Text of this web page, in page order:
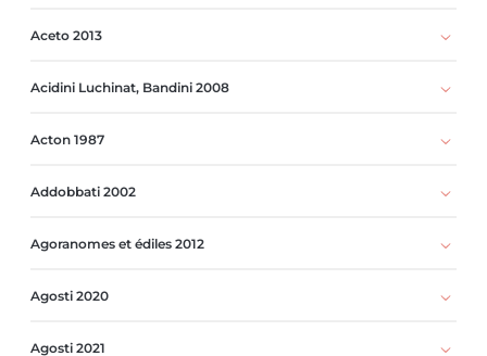
Aceto 2013
Acidini Luchinat, Bandini 2008
Acton 1987
Addobbati 2002
Agoranomes et édiles 2012
Agosti 2020
Agosti 2021